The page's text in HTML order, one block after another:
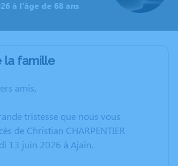
à l'âge de 68 ans
la famille
amis,
tristesse que nous vous
de Christian CHARPENTIER
13 juin 2026 à Ajain.